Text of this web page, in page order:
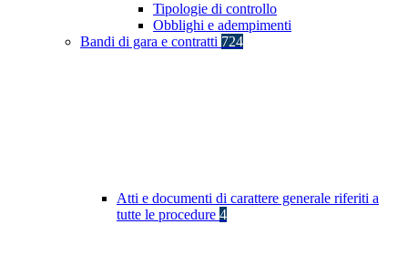
Tipologie di controllo
Obblighi e adempimenti
Bandi di gara e contratti 724
Atti e documenti di carattere generale riferiti a
tutte le procedure 4